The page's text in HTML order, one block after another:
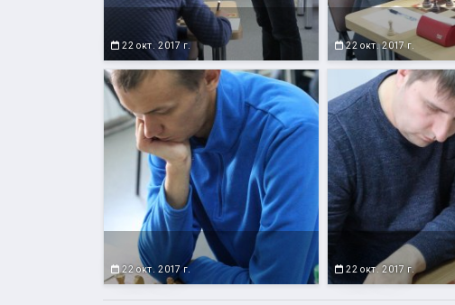
22 окт. 2017 г. 22 окт. 2017 г.
22 окт. 2017 г. 22 окт. 2017 г.